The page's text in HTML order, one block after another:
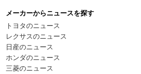
メーカーからニュースを探す
トヨタのニュース
レクサスのニュース
日産のニュース
ホンダのニュース
三菱のニュース